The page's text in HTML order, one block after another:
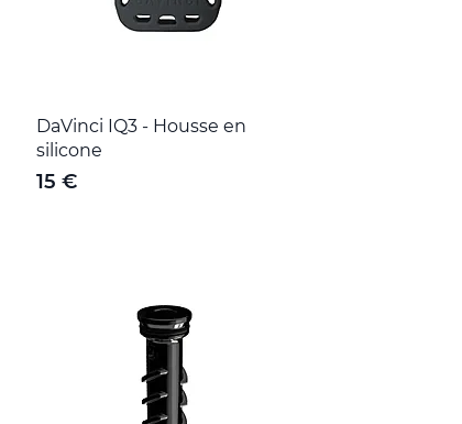
DaVinci IQ3 - Housse en
silicone
15 €